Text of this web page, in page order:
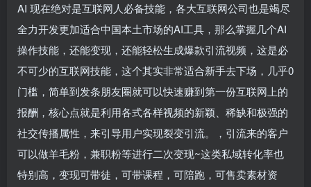
AI 现在绝对是互联网人必备技能，各大互联网公司也是竭尽
全力开发更加适合中国本土市场的AI工具，那么掌握几个AI
操作技能，还能变现，还能轻松生成爆款引流视频，这是必
不可少的互联网技能，这个其实非常适合新手去下场，几乎0
门槛，简单到发条朋友圈就可以快速赚到第一份互联网上的
报酬，核心点就是利用各式各样视频的新颖、稀缺和极强的
社交传播属性，来引导用户实现裂变引流。，引流来的客户
可以做羊毛粉，兼职粉等进行二次变现~这类私域转化率也
特别高，变现可带徒，可带课程，可陪跑，可售卖素材资